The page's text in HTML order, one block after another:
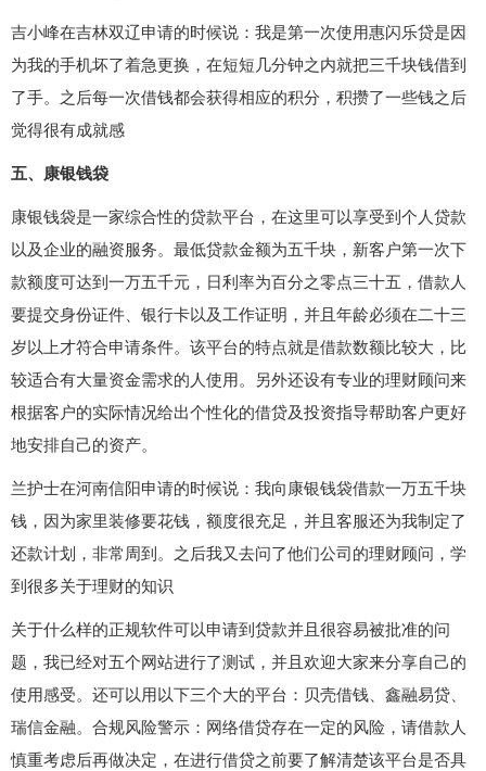
吉小峰在吉林双辽申请的时候说：我是第一次使用惠闪乐贷是因
为我的手机坏了着急更换，在短短几分钟之内就把三千块钱借到
了手。之后每一次借钱都会获得相应的积分，积攒了一些钱之后
觉得很有成就感
五、康银钱袋
康银钱袋是一家综合性的贷款平台，在这里可以享受到个人贷款
以及企业的融资服务。最低贷款金额为五千块，新客户第一次下
款额度可达到一万五千元，日利率为百分之零点三十五，借款人
要提交身份证件、银行卡以及工作证明，并且年龄必须在二十三
岁以上才符合申请条件。该平台的特点就是借款数额比较大，比
较适合有大量资金需求的人使用。另外还设有专业的理财顾问来
根据客户的实际情况给出个性化的借贷及投资指导帮助客户更好
地安排自己的资产。
兰护士在河南信阳申请的时候说：我向康银钱袋借款一万五千块
钱，因为家里装修要花钱，额度很充足，并且客服还为我制定了
还款计划，非常周到。之后我又去问了他们公司的理财顾问，学
到很多关于理财的知识
关于什么样的正规软件可以申请到贷款并且很容易被批准的问
题，我已经对五个网站进行了测试，并且欢迎大家来分享自己的
使用感受。还可以用以下三个大的平台：贝壳借钱、鑫融易贷、
瑞信金融。合规风险警示：网络借贷存在一定的风险，请借款人
慎重考虑后再做决定，在进行借贷之前要了解清楚该平台是否具